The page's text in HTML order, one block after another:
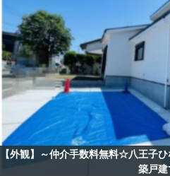
【外観】～仲介手数料無料☆八王子
築戸建